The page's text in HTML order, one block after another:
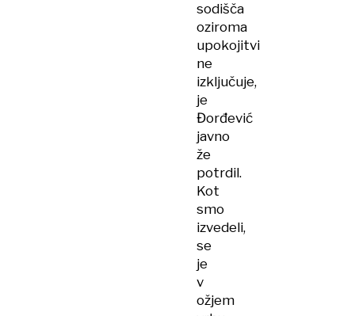
sodišča
oziroma
upokojitvi
ne
izključuje,
je
Đorđević
javno
že
potrdil.
Kot
smo
izvedeli,
se
je
v
ožjem